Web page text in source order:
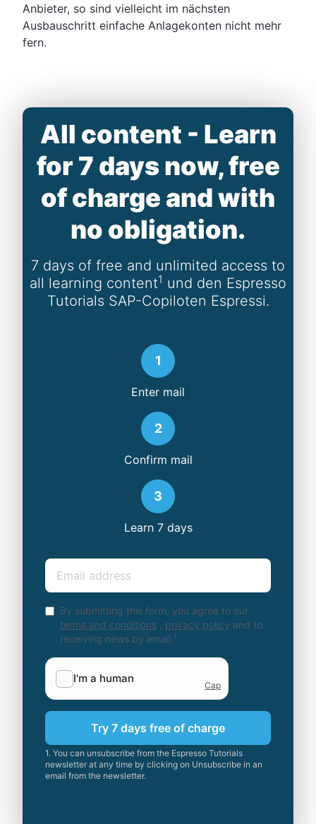
Anbieter, so sind vielleicht im nächsten
Ausbauschritt einfache Anlagekonten nicht mehr
fern.
All content - Learn
for 7 days now, free
of charge and with
no obligation.
7 days of free and unlimited access to
all learning content1 und den Espresso
Tutorials SAP-Copiloten Espressi.
1
Enter mail
2
Confirm mail
3
Learn 7 days
Email
By submitting this form, you agree to our
terms and conditions
privacy policy and to
receiving news by email. 1
Try 7 days free of charge
1. You can unsubscribe from the Espresso Tutorials
newsletter at any time by clicking on Unsubscribe in an
email from the newsletter.